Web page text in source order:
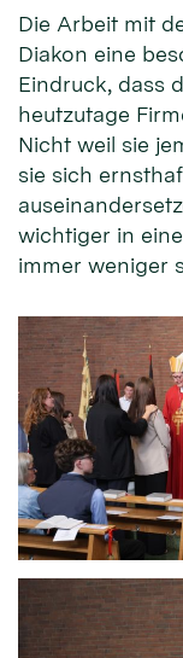
Die Arbeit mit
Diakon eine
Eindruck, dass
heutzutage
Nicht weil sie
sie sich
wichtiger in
immer weniger